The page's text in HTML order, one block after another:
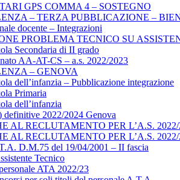
GPS COMMA 4 – SOSTEGNO
– TERZA PUBBLICAZIONE –
docente – Integrazioni
PROBLEMA TECNICO SU
Secondaria di II grado
AA-AT-CS – a.s. 2022/2023
– GENOVA
dell’infanzia – Pubblicazione integrazione
Primaria
dell’infanzia
definitive 2022/2024 Genova
AL RECLUTAMENTO PER L’A.S.
AL RECLUTAMENTO PER L’A.S.
D.M.75 del 19/04/2001 – II fascia
Tecnico
ATA 2022/23